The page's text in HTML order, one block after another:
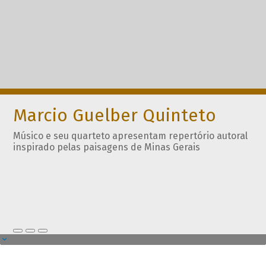
Marcio Guelber Quinteto
Músico e seu quarteto apresentam repertório autoral
inspirado pelas paisagens de Minas Gerais